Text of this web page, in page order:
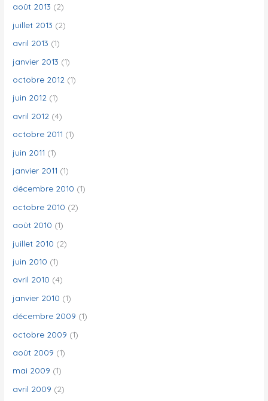
août 2013 (2)
juillet 2013 (2)
avril 2013 (1)
janvier 2013 (1)
octobre 2012 (1)
juin 2012 (1)
avril 2012 (4)
octobre 2011 (1)
juin 2011 (1)
janvier 2011 (1)
décembre 2010 (1)
octobre 2010 (2)
août 2010 (1)
juillet 2010 (2)
juin 2010 (1)
avril 2010 (4)
janvier 2010 (1)
décembre 2009 (1)
octobre 2009 (1)
août 2009 (1)
mai 2009 (1)
avril 2009 (2)